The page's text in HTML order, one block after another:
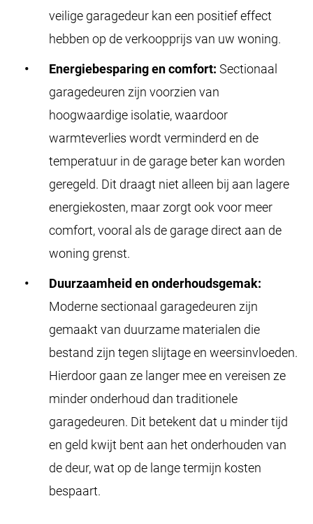
veilige garagedeur kan een positief effect
hebben op de verkoopprijs van uw woning.
Energiebesparing en comfort: Sectionaal
garagedeuren zijn voorzien van
hoogwaardige isolatie, waardoor
warmteverlies wordt verminderd en de
temperatuur in de garage beter kan worden
geregeld. Dit draagt niet alleen bij aan lagere
energiekosten, maar zorgt ook voor meer
comfort, vooral als de garage direct aan de
woning grenst.
Duurzaamheid en onderhoudsgemak:
Moderne sectionaal garagedeuren zijn
gemaakt van duurzame materialen die
bestand zijn tegen slijtage en weersinvloeden.
Hierdoor gaan ze langer mee en vereisen ze
minder onderhoud dan traditionele
garagedeuren. Dit betekent dat u minder tijd
en geld kwijt bent aan het onderhouden van
de deur, wat op de lange termijn kosten
bespaart.